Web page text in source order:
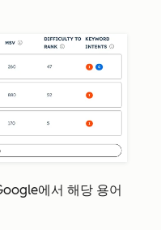
에서 해당 용어